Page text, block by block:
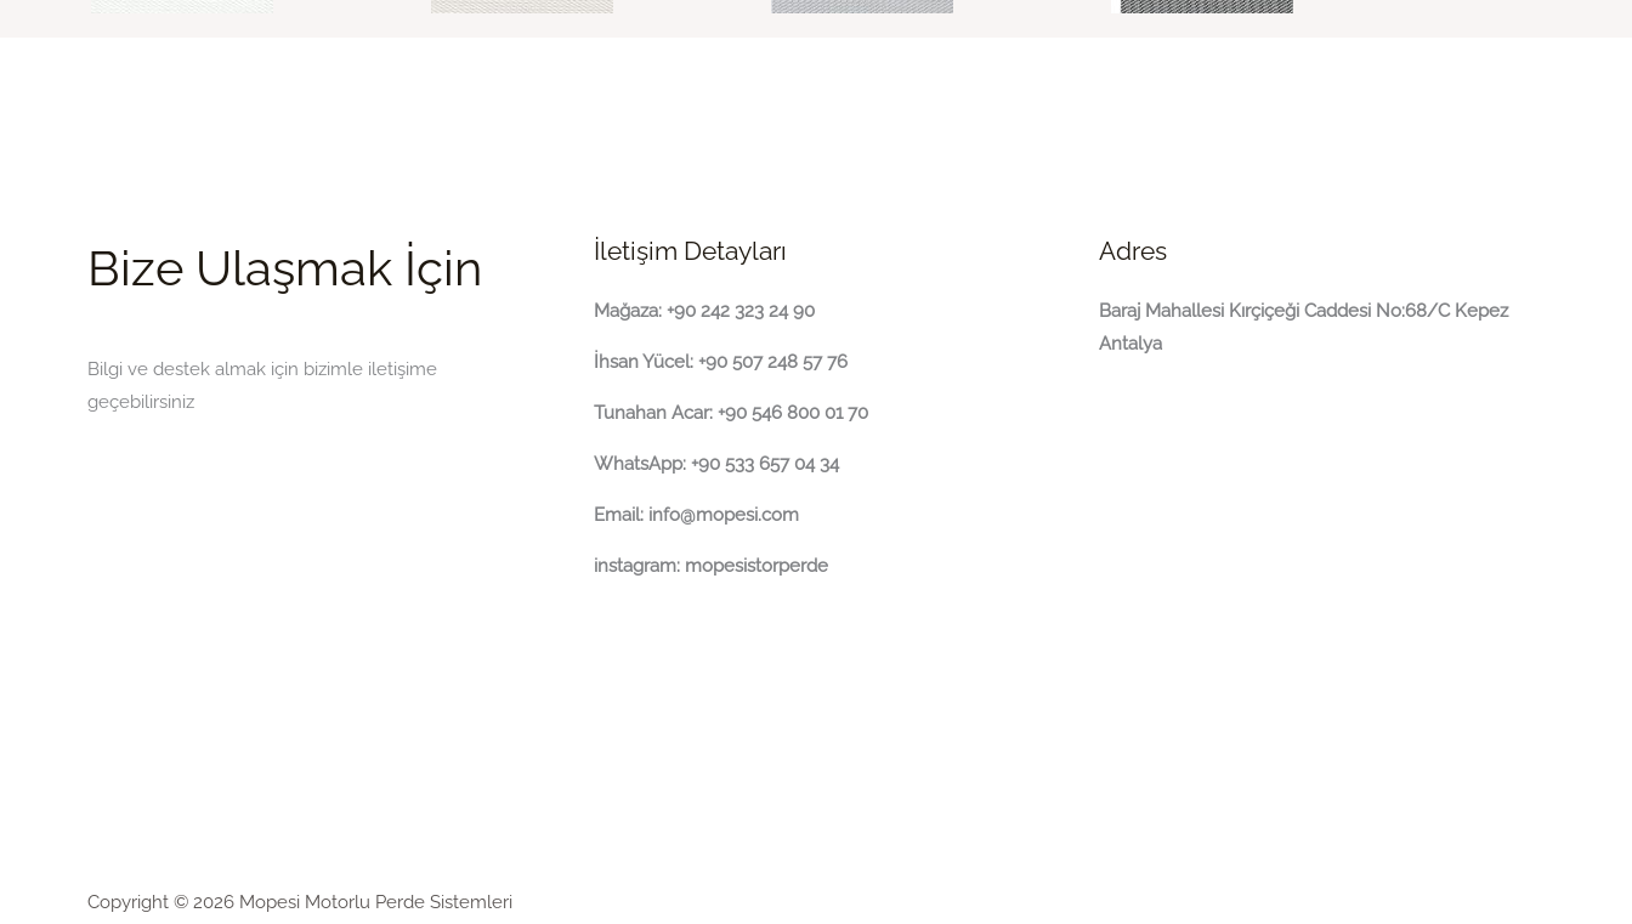
Bize Ulaşmak İçin
Bilgi ve destek almak için bizimle iletişime
geçebilirsiniz
İletişim Detayları
Mağaza: +90 242 323 24 90
İhsan Yücel: +90 507 248 57 76
Tunahan Acar: +90 546 800 01 70
WhatsApp: +90 533 657 04 34
Email: info@mopesi.com
instagram: mopesistorperde
Adres
Baraj Mahallesi Kırçiçeği Caddesi No:68/C Kepez
Antalya
Copyright © 2026 Mopesi Motorlu Perde Sistemleri